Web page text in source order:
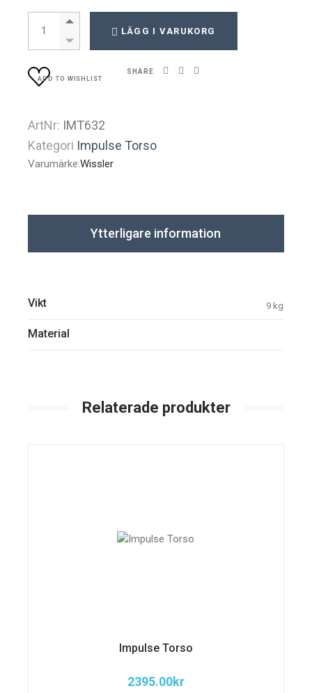
Impulse Torso quantity
LÄGG I VARUKORG
ADD TO WISHLIST
SHARE
ArtNr: IMT632
Kategori Impulse Torso
Varumärke:Wissler
Ytterligare information
Vikt 9 kg
Material
Relaterade produkter
Impulse Torso
2395.00kr